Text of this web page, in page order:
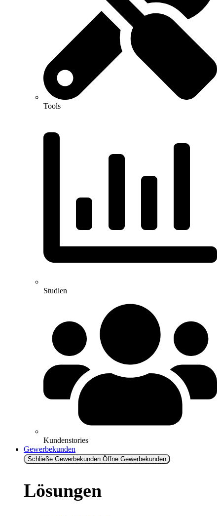
Tools
Studien
Kundenstories
Gewerbekunden
Schließe Gewerbekunden Öffne Gewerbekunden
Lösungen